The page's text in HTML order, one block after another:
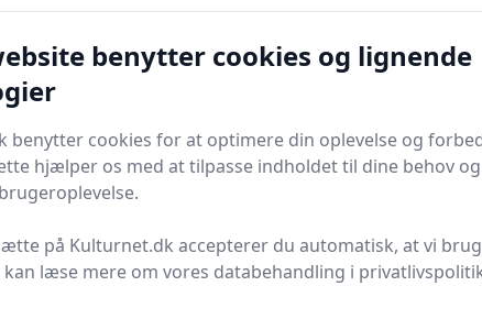
menPleje og Vedligeholdelsevil hjælpe dig
og effektivitet.
Priser og Købsråd
for at hjælpe dig med
tips til at få mest muligt ud af dit budget.
benytter cookies og lignende
benytter cookies for at optimere din oplevelse og
hjælper os med at tilpasse indholdet til dine behov
på Kulturnet.dk accepterer du automatisk, at vi
kan læse mere om vores databehandling i